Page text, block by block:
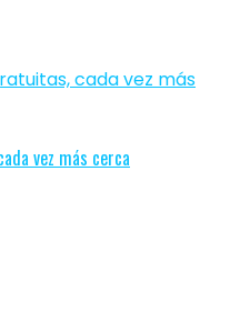
vez más cerca